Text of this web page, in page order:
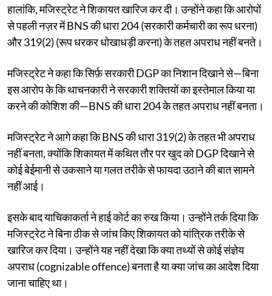
हालांकि, मजिस्ट्रेट ने शिकायत खारिज कर दी। उन्होंने कहा कि आरोपों
से पहली नज़र में BNS की धारा 204 (सरकारी कर्मचारी का रूप धरना)
और 319(2) (रूप धरकर धोखाधड़ी करना) के तहत अपराध नहीं बनते।
मजिस्ट्रेट ने कहा कि सिर्फ़ सरकारी DGP का निशान दिखाने से—बिना
इस आरोप के कि थाचनकारी ने सरकारी शक्तियों का इस्तेमाल किया या
करने की कोशिश की—BNS की धारा 204 के तहत अपराध नहीं बनता।
मजिस्ट्रेट ने आगे कहा कि BNS की धारा 319(2) के तहत भी अपराध
नहीं बनता, क्योंकि शिकायत में कथित तौर पर खुद को DGP दिखाने से
कोई बेईमानी से उकसाने या गलत तरीके से फायदा उठाने की बात सामने
नहीं आई।
इसके बाद याचिकाकर्ता ने हाई कोर्ट का रुख किया। उन्होंने तर्क दिया कि
मजिस्ट्रेट ने बिना ठीक से जांच किए शिकायत को यांत्रिक तरीके से
खारिज कर दिया। उन्होंने यह नहीं देखा कि क्या तथ्यों से कोई संज्ञेय
अपराध (cognizable offence) बनता है या क्या जांच का आदेश दिया
जाना चाहिए था।